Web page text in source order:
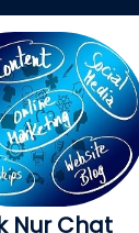
Nur Chat